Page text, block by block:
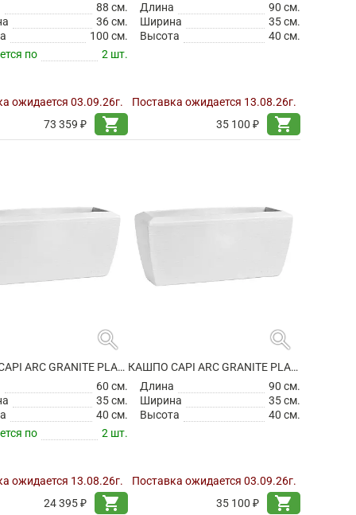
88 см.
36 см.
100 см.
по
2 шт.
ожидается 03.09.26г.
73 359 ₽
shopping_cart
Длина
90 см.
Ширина
35 см.
Высота
40 см.
Поставка ожидается 13.08.26г.
35 100 ₽
shopping_cart
search
КАШПО CAPI ARC GRANITE PLANTER RECTANGLE WHITE
60 см.
35 см.
40 см.
по
2 шт.
ожидается 13.08.26г.
24 395 ₽
shopping_cart
search
КАШПО CAPI ARC GRANITE PLANTER RECTANGLE WHITE
Длина
90 см.
Ширина
35 см.
Высота
40 см.
Поставка ожидается 03.09.26г.
35 100 ₽
shopping_cart